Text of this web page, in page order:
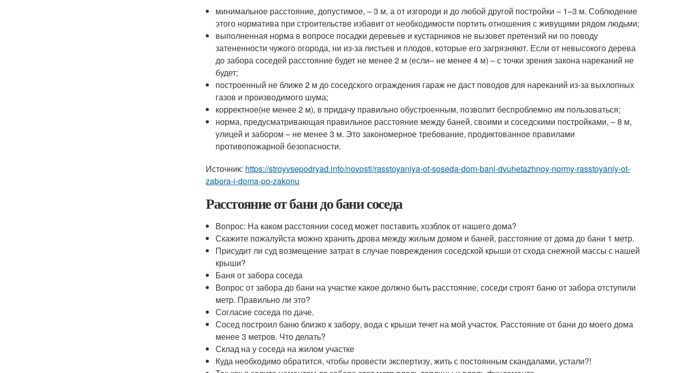
минимальное расстояние, допустимое, – 3 м, а от изгороди и до любой другой постройки – 1–3 м. Соблюдение
этого норматива при строительстве избавит от необходимости портить отношения с живущими рядом людьми;
выполненная норма в вопросе посадки деревьев и кустарников не вызовет претензий ни по поводу
затененности чужого огорода, ни из-за листьев и плодов, которые его загрязняют. Если от невысокого дерева
до забора соседей расстояние будет не менее 2 м (если– не менее 4 м) – с точки зрения закона нареканий не
будет;
построенный не ближе 2 м до соседского ограждения гараж не даст поводов для нареканий из-за выхлопных
газов и производимого шума;
корректное(не менее 2 м), в придачу правильно обустроенным, позволит беспроблемно им пользоваться;
норма, предусматривающая правильное расстояние между баней, своими и соседскими постройками, – 8 м,
улицей и забором – не менее 3 м. Это закономерное требование, продиктованное правилами
противопожарной безопасности.
Источник: https://stroyvsepodryad.info/novosti/rasstoyaniya-ot-soseda-dom-bani-dvuhetazhnoy-normy-rasstoyaniy-ot-
zabora-i-doma-po-zakonu
Расстояние от бани до бани соседа
Вопрос: На каком расстоянии сосед может поставить хозблок от нашего дома?
Скажите пожалуйста можно хранить дрова между жилым домом и баней, расстояние от дома до бани 1 метр.
Присудит ли суд возмещение затрат в случае повреждения соседской крыши от схода снежной массы с нашей
крыши?
Баня от забора соседа
Вопрос от забора до бани на участке какое должно быть расстояние, соседи строят баню от забора отступили
метр. Правильно ли это?
Согласие соседа по даче.
Сосед построил баню близко к забору, вода с крыши течет на мой участок. Расстояние от бани до моего дома
менее 3 метров. Что делать?
Склад на у соседа на жилом участке
Куда необходимо обратится, чтобы провести экспертизу, жить с постоянным скандалами, устали?!